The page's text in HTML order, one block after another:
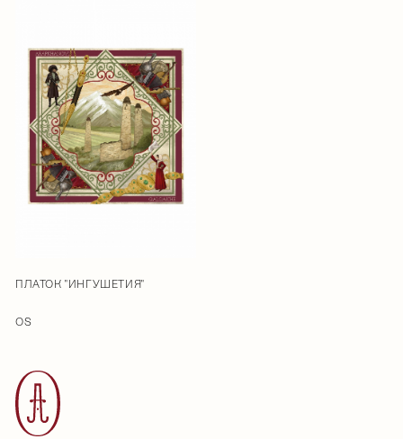
ПЛАТОК "ИНГУШЕТИЯ"
OS